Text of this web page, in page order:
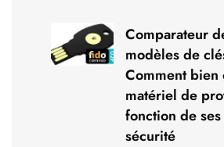
Comparateur
modèles de
Comment bien
matériel de
fonction de
sécurité